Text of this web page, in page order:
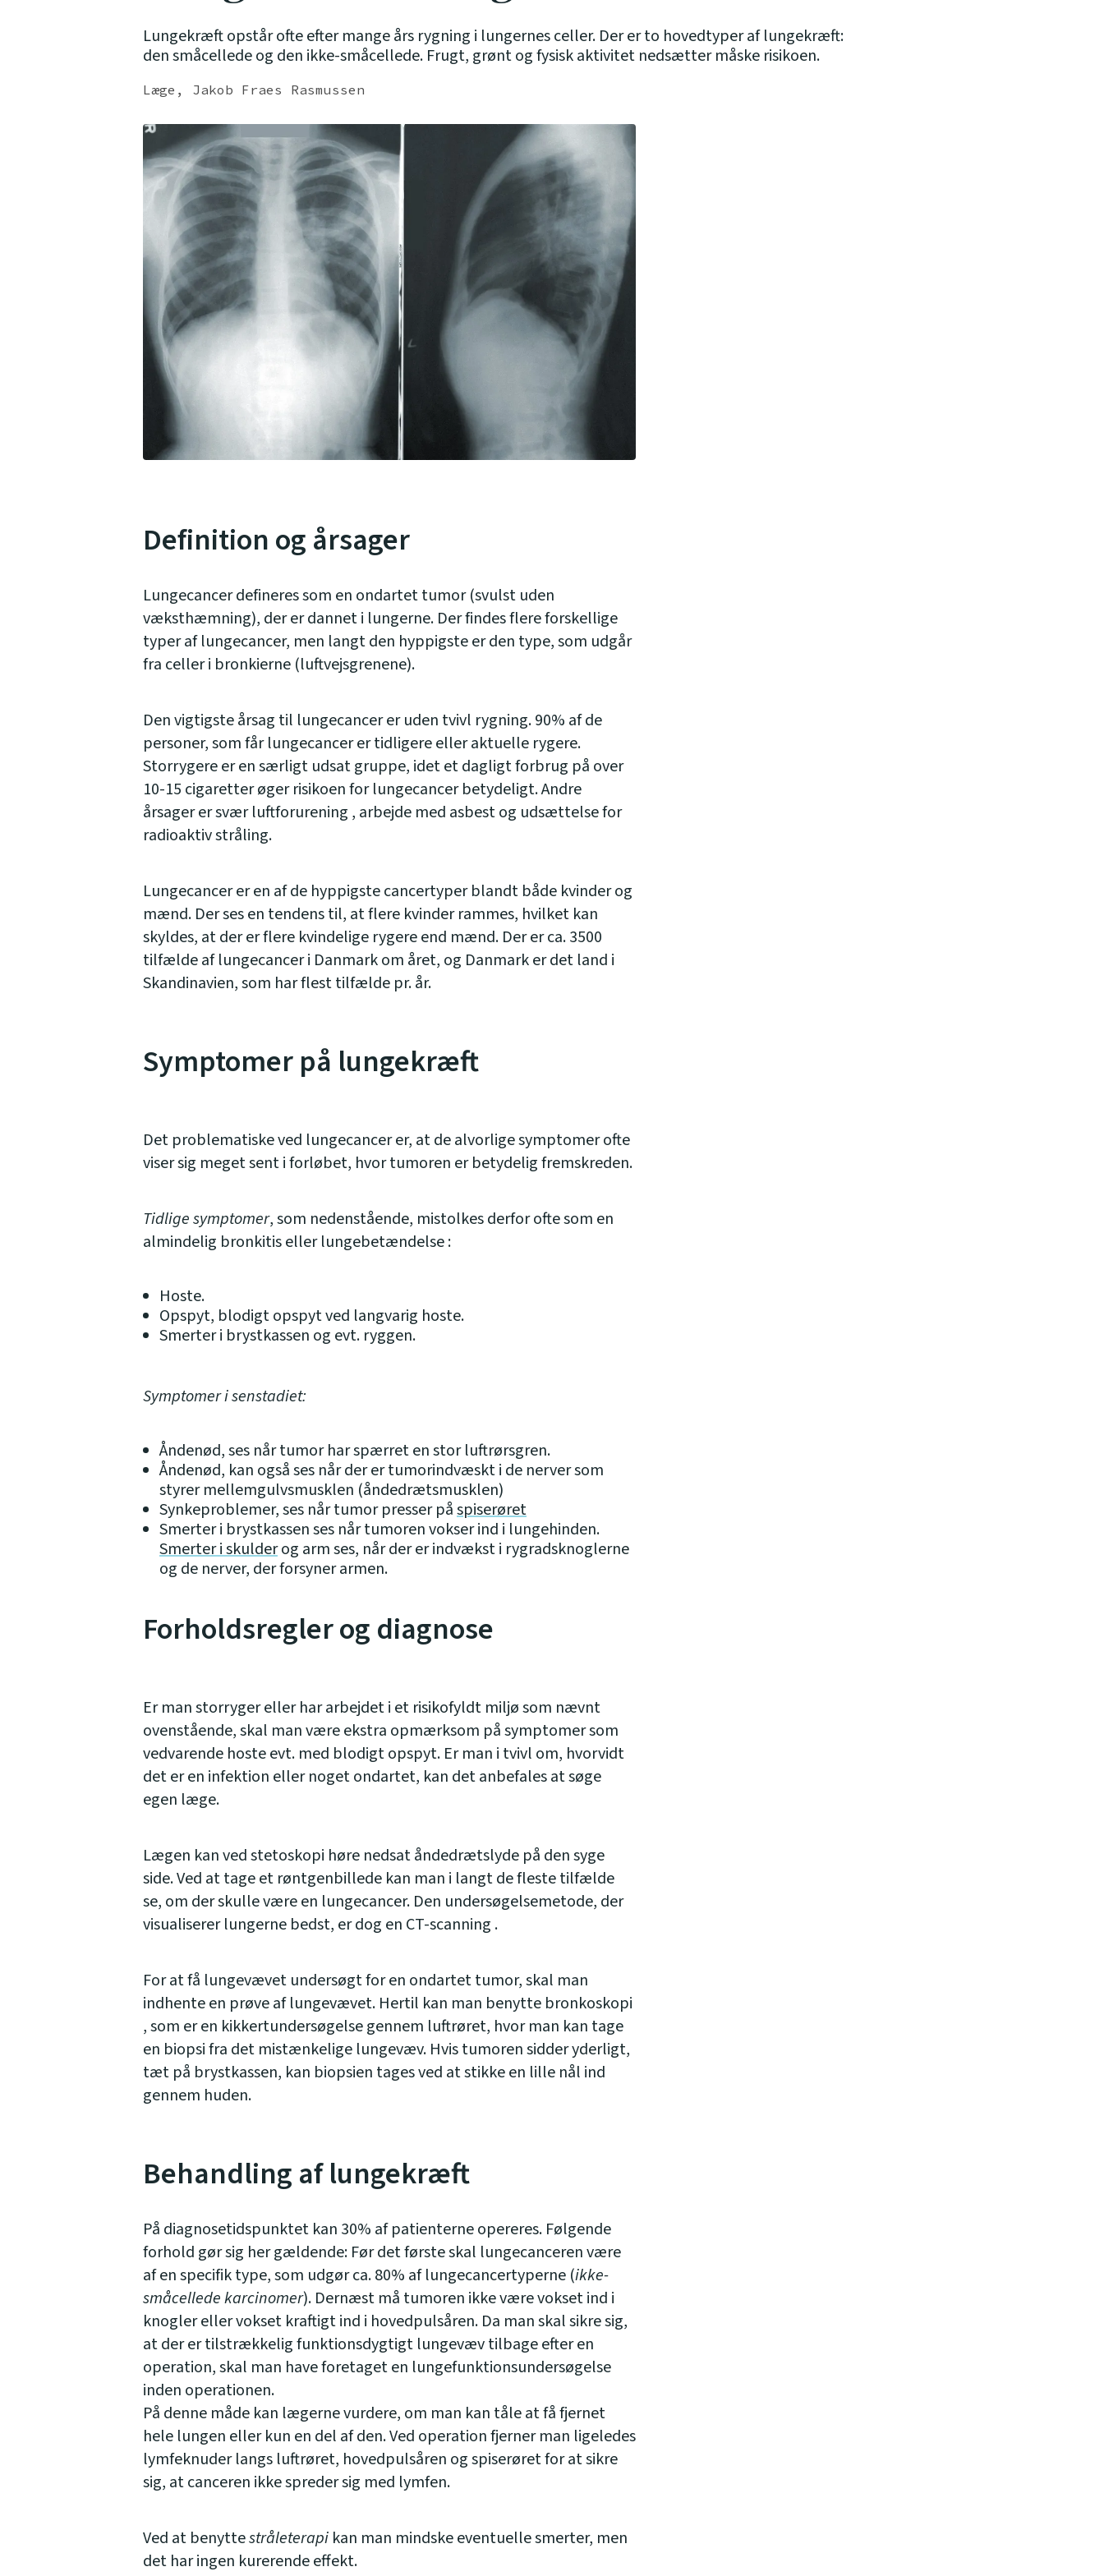
Lungekræft opstår ofte efter mange års rygning i lungernes celler. Der er to hovedtyper af lungekræft:
den småcellede og den ikke-småcellede. Frugt, grønt og fysisk aktivitet nedsætter måske risikoen.
Læge, Jakob Fraes Rasmussen
Definition og årsager
Lungecancer defineres som en ondartet tumor (svulst uden
væksthæmning), der er dannet i lungerne. Der findes flere forskellige
typer af lungecancer, men langt den hyppigste er den type, som udgår
fra celler i bronkierne (luftvejsgrenene).
Den vigtigste årsag til lungecancer er uden tvivl rygning. 90% af de
personer, som får lungecancer er tidligere eller aktuelle rygere.
Storrygere er en særligt udsat gruppe, idet et dagligt forbrug på over
10-15 cigaretter øger risikoen for lungecancer betydeligt. Andre
årsager er svær luftforurening , arbejde med asbest og udsættelse for
radioaktiv stråling.
Lungecancer er en af de hyppigste cancertyper blandt både kvinder og
mænd. Der ses en tendens til, at flere kvinder rammes, hvilket kan
skyldes, at der er flere kvindelige rygere end mænd. Der er ca. 3500
tilfælde af lungecancer i Danmark om året, og Danmark er det land i
Skandinavien, som har flest tilfælde pr. år.
Symptomer på lungekræft
Det problematiske ved lungecancer er, at de alvorlige symptomer ofte
viser sig meget sent i forløbet, hvor tumoren er betydelig fremskreden.
Tidlige symptomer, som nedenstående, mistolkes derfor ofte som en
almindelig bronkitis eller lungebetændelse :
Hoste.
Opspyt, blodigt opspyt ved langvarig hoste.
Smerter i brystkassen og evt. ryggen.
Symptomer i senstadiet:
Åndenød, ses når tumor har spærret en stor luftrørsgren.
Åndenød, kan også ses når der er tumorindvæskt i de nerver som
styrer mellemgulvsmusklen (åndedrætsmusklen)
Synkeproblemer, ses når tumor presser påspiserøret
Smerter i brystkassen ses når tumoren vokser ind i lungehinden.
Smerter i skulderog arm ses, når der er indvækst i rygradsknoglerne
og de nerver, der forsyner armen.
Forholdsregler og diagnose
Er man storryger eller har arbejdet i et risikofyldt miljø som nævnt
ovenstående, skal man være ekstra opmærksom på symptomer som
vedvarende hoste evt. med blodigt opspyt. Er man i tvivl om, hvorvidt
det er en infektion eller noget ondartet, kan det anbefales at søge
egen læge.
Lægen kan ved stetoskopi høre nedsat åndedrætslyde på den syge
side. Ved at tage et røntgenbillede kan man i langt de fleste tilfælde
se, om der skulle være en lungecancer. Den undersøgelsemetode, der
visualiserer lungerne bedst, er dog en CT-scanning .
For at få lungevævet undersøgt for en ondartet tumor, skal man
indhente en prøve af lungevævet. Hertil kan man benytte bronkoskopi
, som er en kikkertundersøgelse gennem luftrøret, hvor man kan tage
en biopsi fra det mistænkelige lungevæv. Hvis tumoren sidder yderligt,
tæt på brystkassen, kan biopsien tages ved at stikke en lille nål ind
gennem huden.
Behandling af lungekræft
På diagnosetidspunktet kan 30% af patienterne opereres. Følgende
forhold gør sig her gældende: Før det første skal lungecanceren være
af en specifik type, som udgør ca. 80% af lungecancertyperne (ikke-
småcellede karcinomer). Dernæst må tumoren ikke være vokset ind i
knogler eller vokset kraftigt ind i hovedpulsåren. Da man skal sikre sig,
at der er tilstrækkelig funktionsdygtigt lungevæv tilbage efter en
operation, skal man have foretaget en lungefunktionsundersøgelse
inden operationen.
På denne måde kan lægerne vurdere, om man kan tåle at få fjernet
hele lungen eller kun en del af den. Ved operation fjerner man ligeledes
lymfeknuder langs luftrøret, hovedpulsåren og spiserøret for at sikre
sig, at canceren ikke spreder sig med lymfen.
Ved at benyttestråleterapi kan man mindske eventuelle smerter, men
det har ingen kurerende effekt.